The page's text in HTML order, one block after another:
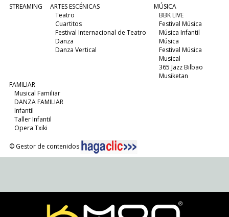
STREAMING
ARTES ESCÉNICAS
Teatro
Cuartitos
Festival Internacional de Teatro
Danza
Danza Vertical
MÚSICA
BBK LIVE
Festival Música
Música Infantil
Música
Festival Música
Musical
365 Jazz Bilbao
Musiketan
FAMILIAR
Musical Familiar
DANZA FAMILIAR
Infantil
Taller Infantil
Opera Txiki
© Gestor de contenidos